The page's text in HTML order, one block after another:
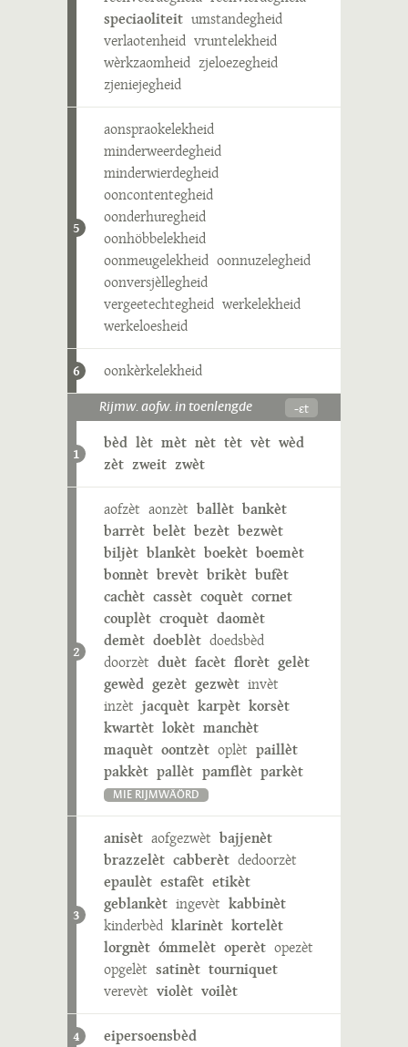
speciaoliteit umstandegheid
verlaotenheid vruntelekheid
wèrkzaomheid zjeloezegheid
zjeniejegheid
5
aonspraokelekheid
minderweerdegheid
minderwierdegheid
ooncontentegheid
oonderhuregheid
oonhöbbelekheid
oonmeugelekheid oonnuzelegheid
oonversjèllegheid
vergeetechtegheid werkelekheid
werkeloesheid
6 oonkèrkelekheid
Rijmw. aofw. in toenlengde -ɛt
1
bèd lèt mèt nèt tèt vèt wèd
zèt zweit zwèt
2
aofzèt aonzèt ballèt bankèt
barrèt belèt bezèt bezwèt
biljèt blankèt boekèt boemèt
bonnèt brevèt brikèt bufèt
cachèt cassèt coquèt cornet
couplèt croquèt daomèt
demèt doeblèt doedsbèd
doorzèt duèt facèt florèt gelèt
gewèd gezèt gezwèt invèt
inzèt jacquèt karpèt korsèt
kwartèt lokèt manchèt
maquèt oontzèt oplèt paillèt
pakkèt pallèt pamflèt parkèt
MIE RIJMWÄÖRD
3
anisèt aofgezwèt bajjenèt
brazzelèt cabberèt dedoorzèt
epaulèt estafèt etikèt
geblankèt ingevèt kabbinèt
kinderbèd klarinèt kortelèt
lorgnèt ómmelèt operèt opezèt
opgelèt satinèt tourniquet
verevèt violèt voilèt
4 eipersoensbèd